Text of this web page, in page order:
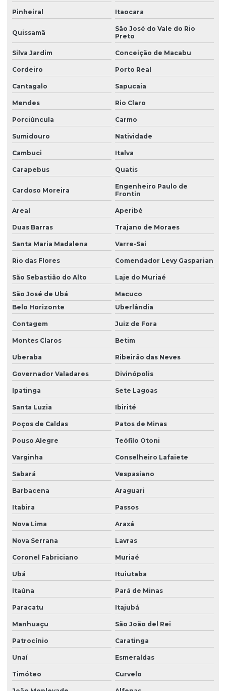
Manutenção preventiva de ponte rolante em rs
Manutenção preventiva ponte rolante são josé dos pinhais
Manutenção preventiva de ponte rolante em sc
Manutenção preventiva de talha elétrica em am
Manutenção preventiva de talha elétrica em mg
Manutenção preventiva de talha elétrica em pr
Manutenção preventiva de talha elétrica em rs
Manutenção preventiva de talha elétrica em sc
Manutenção preventiva de talha elétrica em sp
Manutenção preventiva em talhas elétricas
Modernização de ponte rolante
Montagem de barramento blindado
Montagem de caminho de rolamento
Montagem e desmontagem de ponte rolante
Montagem de ponte rolante
Motor para ponte rolante
Motor redutor para ponte rolante
Movimentação de cargas laner
Painel elétrico para ponte rolante
Painel elétrico para talha
Peças para ponte rolante
Peças para ponte rolante swf
Peças para pontes rolantes de qualquer marca
Peças de reposição para pontes rolantes
Peças sobressalentes multimarcas
Peças sobressalentes para pontes rolantes
Peças para talha elétrica
Ponte rolante fabricante
Pontes rolante swf
Pontes rolante e talhas para ambientes perigosos
Projetos especiais em pontes rolantes
Projetos especiais em talhas elétricas
Pinheiral Itaocara
Quissamã
São José do Vale do Rio
Preto
Silva Jardim Conceição de Macabu
Cordeiro Porto Real
Cantagalo Sapucaia
Mendes Rio Claro
Porciúncula Carmo
Sumidouro Natividade
Cambuci Italva
Carapebus Quatis
Cardoso Moreira
Engenheiro Paulo de
Frontin
Areal Aperibé
Duas Barras Trajano de Moraes
Santa Maria Madalena Varre-Sai
Rio das Flores Comendador Levy Gasparian
São Sebastião do Alto Laje do Muriaé
São José de Ubá
Macuco
Belo Horizonte
Uberlândia
Contagem Juiz de Fora
Montes Claros Betim
Uberaba Ribeirão das Neves
Governador Valadares Divinópolis
Ipatinga Sete Lagoas
Santa Luzia Ibirité
Poços de Caldas Patos de Minas
Pouso Alegre Teófilo Otoni
Varginha Conselheiro Lafaiete
Sabará Vespasiano
Barbacena Araguari
Itabira Passos
Nova Lima Araxá
Nova Serrana Lavras
Coronel Fabriciano Muriaé
Ubá Ituiutaba
Itaúna Pará de Minas
Paracatu Itajubá
Manhuaçu São João del Rei
Patrocínio Caratinga
Unaí Esmeraldas
Timóteo Curvelo